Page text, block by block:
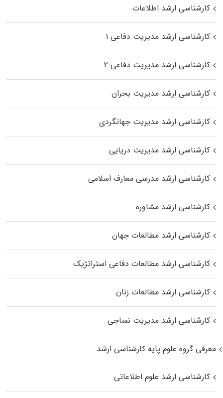
کارشناسی ارشد اطلاعات
کارشناسی ارشد مدیریت دفاعی ۱
کارشناسی ارشد مدیریت دفاعی ۲
کارشناسی ارشد مدیریت بحران
کارشناسی ارشد مدیریت جهانگردی
کارشناسی ارشد مدیریت دریایی
کارشناسی ارشد مدرسی معارف اسلامی
کارشناسی ارشد مشاوره
کارشناسی ارشد مطالعات جهان
کارشناسی ارشد مطالعات دفاعی استراتژیک
کارشناسی ارشد مطالعات زنان
کارشناسی ارشد مدیریت نساجی
معرفی گروه علوم پایه کارشناسی ارشد
کارشناسی ارشد علوم اطلاعاتی